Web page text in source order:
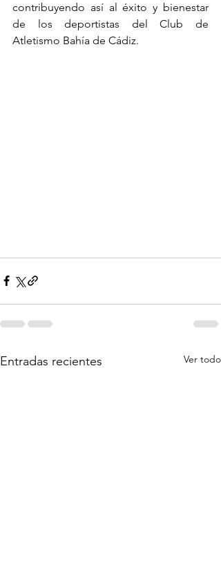
contribuyendo así al éxito y bienestar
de los deportistas del Club de
Atletismo Bahía de Cádiz.
Entradas recientes Ver todo